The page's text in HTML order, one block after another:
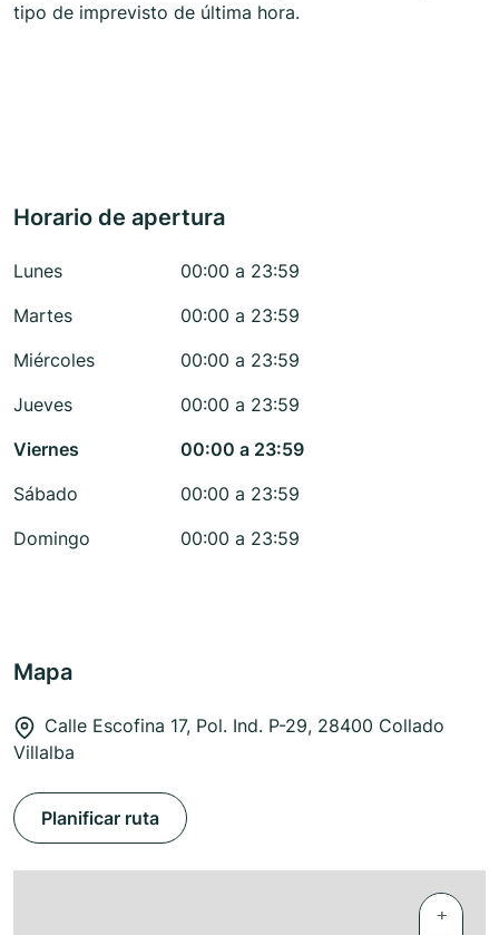
tipo de imprevisto de última hora.
Horario de apertura
Lunes
00:00 a 23:59
Martes
00:00 a 23:59
Miércoles
00:00 a 23:59
Jueves
00:00 a 23:59
Viernes
00:00 a 23:59
Sábado
00:00 a 23:59
Domingo
00:00 a 23:59
Mapa
Calle Escofina 17, Pol. Ind. P-29, 28400 Collado
Villalba
Planificar ruta
+